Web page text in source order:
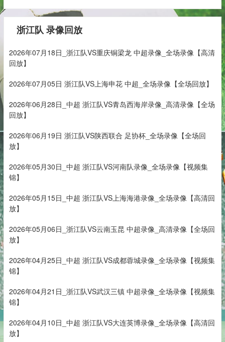
浙江队 录像回放
2026年07月18日_浙江队VS重庆铜梁龙 中超录像_全场录像【高清
回放】
2026年07月05日 浙江队VS上海申花 中超_全场录像【全场回放】
2026年06月28日_中超 浙江队VS青岛西海岸录像_高清录像【全场
回放】
2026年06月19日 浙江队VS陕西联合 足协杯_全场录像【全场回
放】
2026年05月30日_中超 浙江队VS河南队录像_全场录像【视频集
锦】
2026年05月15日_中超 浙江队VS上海海港录像_全场录像【高清回
放】
2026年05月06日_浙江队VS云南玉昆 中超录像_高清录像【全场回
放】
2026年04月25日_中超 浙江队VS成都蓉城录像_全场录像【视频集
锦】
2026年04月21日_浙江队VS武汉三镇 中超录像_全场录像【视频集
锦】
2026年04月10日_中超 浙江队VS大连英博录像_全场录像【高清回
放】